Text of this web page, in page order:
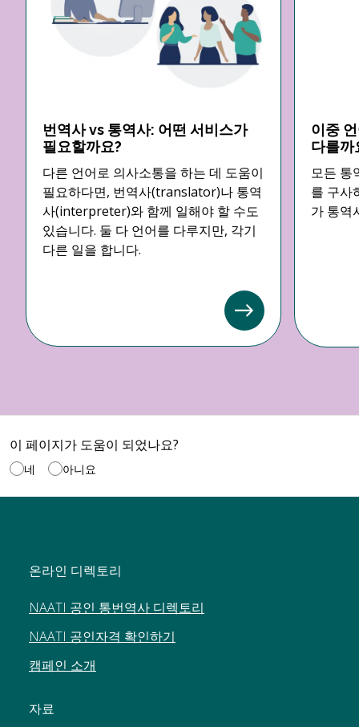
번역사 vs 통역사: 어떤 서비스가
필요할까요?
다른 언어로 의사소통을 하는 데 도움이
필요하다면, 번역사(translator)나 통역
사(interpreter)와 함께 일해야 할 수도
있습니다. 둘 다 언어를 다루지만, 각기
다른 일을 합니다.
이중
다를까
모든 통
를 구사
가 통역
이 페이지가 도움이 되었나요?
네 아니요
온라인 디렉토리
NAATI 공인 통번역사 디렉토리
NAATI 공인자격 확인하기
캠페인 소개
자료